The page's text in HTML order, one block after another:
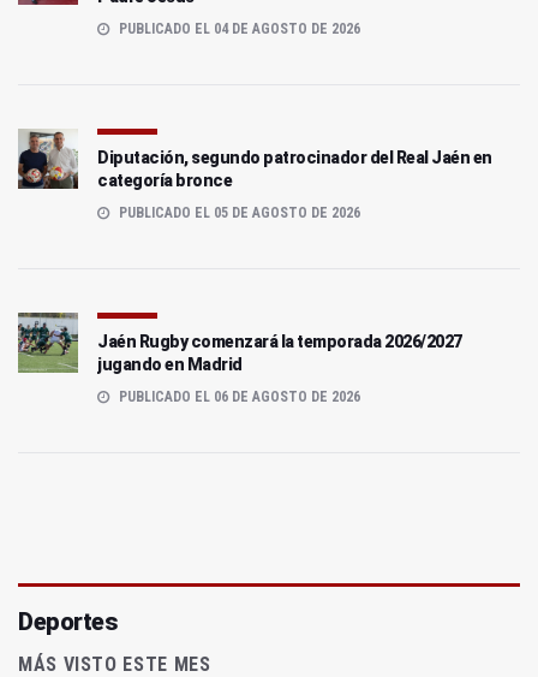
PUBLICADO EL 04 DE AGOSTO DE 2026
Diputación, segundo patrocinador del Real Jaén en
categoría bronce
PUBLICADO EL 05 DE AGOSTO DE 2026
Jaén Rugby comenzará la temporada 2026/2027
jugando en Madrid
PUBLICADO EL 06 DE AGOSTO DE 2026
Deportes
MÁS VISTO ESTE MES